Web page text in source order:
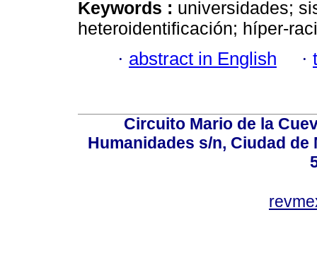
Keywords : universidades;
heteroidentificación; híper-
· abstract in English ·
Circuito Mario de la
Humanidades s/n, Ciudad de